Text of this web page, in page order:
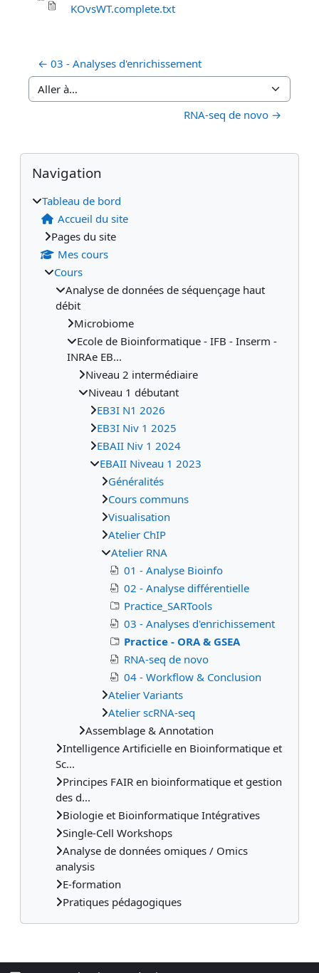
KOvsWT.complete.txt
← 03 - Analyses d'enrichissement
Aller à…
RNA-seq de novo →
Blocs
Blocs supplémentaires
Passer Navigation
Navigation
Tableau de bord
Accueil du site
Pages du site
Mes cours
Cours
Analyse de données de séquençage haut
débit
Microbiome
Ecole de Bioinformatique - IFB - Inserm -
INRAe EB...
Niveau 2 intermédiaire
Niveau 1 débutant
EB3I N1 2026
EB3I Niv 1 2025
EBAII Niv 1 2024
EBAII Niveau 1 2023
Généralités
Cours communs
Visualisation
Atelier ChIP
Atelier RNA
01 - Analyse Bioinfo
02 - Analyse différentielle
Practice_SARTools
03 - Analyses d'enrichissement
Practice - ORA & GSEA
RNA-seq de novo
04 - Workflow & Conclusion
Atelier Variants
Atelier scRNA-seq
Assemblage & Annotation
Intelligence Artificielle en Bioinformatique et
Sc...
Principes FAIR en bioinformatique et gestion
des d...
Biologie et Bioinformatique Intégratives
Single-Cell Workshops
Analyse de données omiques / Omics
analysis
E-formation
Pratiques pédagogiques